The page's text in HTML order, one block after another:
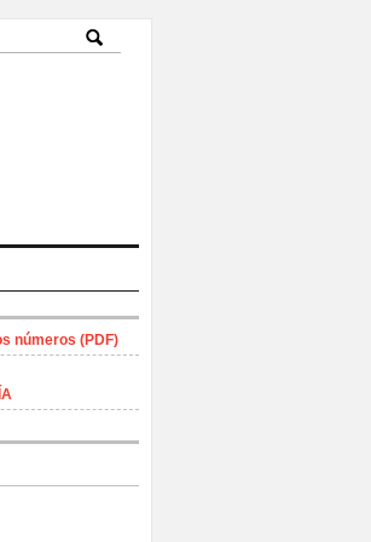
números (PDF)